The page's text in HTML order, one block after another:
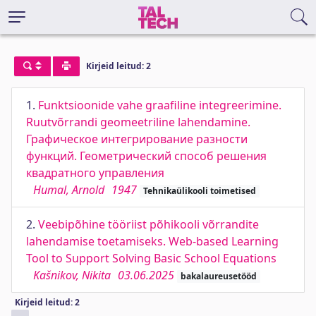
Kirjeid leitud: 2
1. Funktsioonide vahe graafiline integreerimine.
Ruutvõrrandi geomeetriline lahendamine.
Графическое интегрирование разности
функций. Геометрический способ решения
квадратного управления
Humal, Arnold 1947 Tehnikaülikooli toimetised
2. Veebipõhine tööriist põhikooli võrrandite
lahendamise toetamiseks. Web-based Learning
Tool to Support Solving Basic School Equations
Kašnikov, Nikita 03.06.2025 bakalaureusetööd
Kirjeid leitud: 2